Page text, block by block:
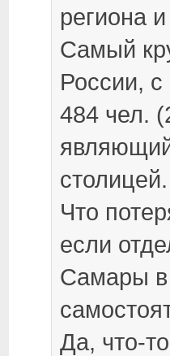
региона
Самый
России,
484 чел.
столицей.
Что
если
Самары в
Да, что-